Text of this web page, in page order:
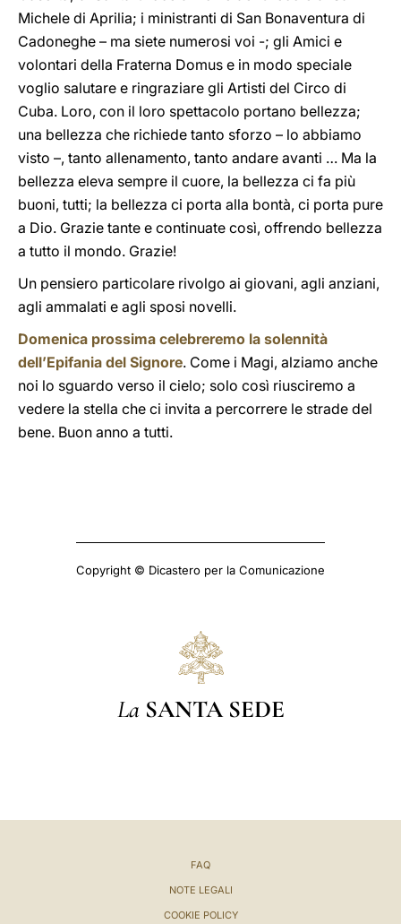
Michele di Aprilia; i ministranti di San Bonaventura di
Cadoneghe – ma siete numerosi voi -; gli Amici e
volontari della Fraterna Domus e in modo speciale
voglio salutare e ringraziare gli Artisti del Circo di
Cuba. Loro, con il loro spettacolo portano bellezza;
una bellezza che richiede tanto sforzo – lo abbiamo
visto –, tanto allenamento, tanto andare avanti … Ma la
bellezza eleva sempre il cuore, la bellezza ci fa più
buoni, tutti; la bellezza ci porta alla bontà, ci porta pure
a Dio. Grazie tante e continuate così, offrendo bellezza
a tutto il mondo. Grazie!
Un pensiero particolare rivolgo ai giovani, agli anziani,
agli ammalati e agli sposi novelli.
Domenica prossima celebreremo la solennità
dell’Epifania del Signore. Come i Magi, alziamo anche
noi lo sguardo verso il cielo; solo così riusciremo a
vedere la stella che ci invita a percorrere le strade del
bene. Buon anno a tutti.
Copyright © Dicastero per la Comunicazione
La SANTA SEDE
FAQ
NOTE LEGALI
COOKIE POLICY